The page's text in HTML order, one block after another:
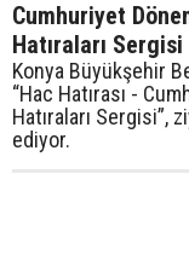
Cumhuriyet
Hatıraları Sergisi
Konya Büyükşehir
“Hac Hatırası -
Hatıraları Sergisi”,
ediyor.